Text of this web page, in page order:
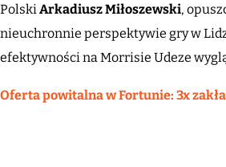
Polski ArkadiuszMiłoszewski,
nieuchronnie perspektywie gry w
efektywności na Morrisie Udeze
Oferta powitalna w Fortunie: 3x